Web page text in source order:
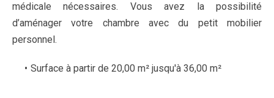
médicale nécessaires. Vous avez la possibilité
d’aménager votre chambre avec du petit mobilier
personnel.
Surface à partir de 20,00 m² jusqu'à 36,00 m²